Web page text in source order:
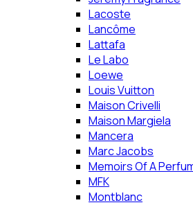
Lacoste
Lancôme
Lattafa
Le Labo
Loewe
Louis Vuitton
Maison Crivelli
Maison Margiela
Mancera
Marc Jacobs
Memoirs Of A
MFK
Montblanc